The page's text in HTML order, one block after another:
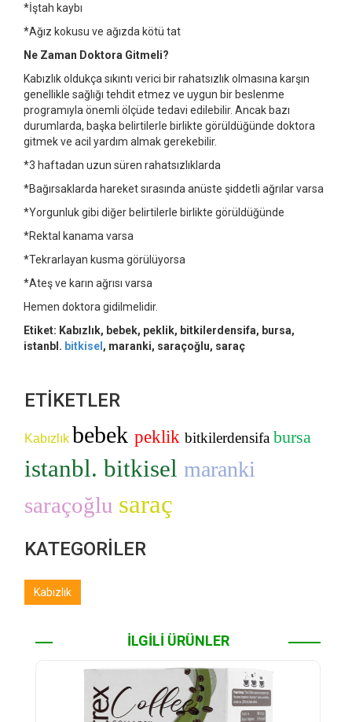
*İştah kaybı
*Ağız kokusu ve ağızda kötü tat
Ne Zaman Doktora Gitmeli?
Kabızlık oldukça sıkıntı verici bir rahatsızlık olmasına karşın
genellikle sağlığı tehdit etmez ve uygun bir beslenme
programıyla önemli ölçüde tedavi edilebilir. Ancak bazı
durumlarda, başka belirtilerle birlikte görüldüğünde doktora
gitmek ve acil yardım almak gerekebilir.
*3 haftadan uzun süren rahatsızlıklarda
*Bağırsaklarda hareket sırasında anüste şiddetli ağrılar varsa
*Yorgunluk gibi diğer belirtilerle birlikte görüldüğünde
*Rektal kanama varsa
*Tekrarlayan kusma görülüyorsa
*Ateş ve karın ağrısı varsa
Hemen doktora gidilmelidir.
Etiket: Kabızlık, bebek, peklik, bitkilerdensifa, bursa,
istanbl. bitkisel , maranki, saraçoğlu, saraç
ETİKETLER
Kabızlık bebek peklik bitkilerdensifa bursa
istanbl. bitkisel maranki
saraçoğlu saraç
KATEGORİLER
Kabızlık
İLGİLİ ÜRÜNLER